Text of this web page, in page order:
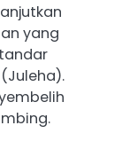
yang